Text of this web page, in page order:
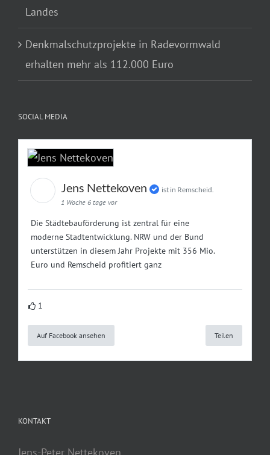
Landes
Denkmalschutzprojekte in Radevormwald
erhalten mehr als 112.000 Euro
SOCIAL MEDIA
Jens Nettekoven
ist in Remscheid.
1 Woche 6 tage vor
Die Städtebauförderung ist zentral für eine
moderne Stadtentwicklung. NRW und der Bund
unterstützen in diesem Jahr Projekte mit 356 Mio.
Euro und Remscheid profitiert ganz
1
Auf Facebook ansehen Teilen
KONTAKT